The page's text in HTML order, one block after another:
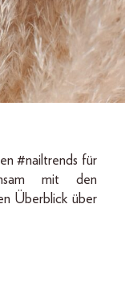
#nailtrends für
mit den
Überblick über